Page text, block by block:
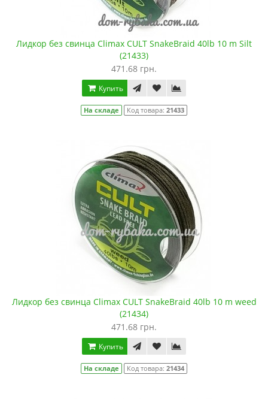
Лидкор без свинца Climax CULT SnakeBraid 40lb 10 m Silt
(21433)
471.68 грн.
Купить
На складе Код товара: 21433
Лидкор без свинца Climax CULT SnakeBraid 40lb 10 m weed
(21434)
471.68 грн.
Купить
На складе Код товара: 21434